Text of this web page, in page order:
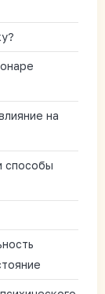
на
способы